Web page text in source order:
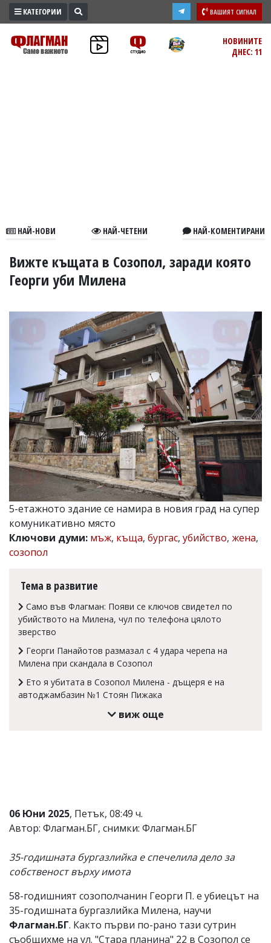
ПРОМО
ЗОНА
В
УКРАЙНА
СПОРТ
РАЗСЛЕДВАНЕ
Управители:
Веселин
Василев,
email:
v.vasilev@flagman.bg
Катя
Касабова,
еmail:k.kassabova@flagman.bg
Главен
редактор:
Иван
Колев,
email:
office@flagman.bg
Коментарите
читателите
носи
тях!
КАТЕГОРИИ ВАШИЯТ СИГНАЛ
НОВИНИТЕ
ДНЕС: 11
НАЙ-НОВИ НАЙ-ЧЕТЕНИ НАЙ-КОМЕНТИРАНИ
Вижте къщата в Созопол, заради която
Георги уби Милена
5-етажното здание се намира в новия град на супер
комуникативно място
Ключови думи: мъж, къща, бургас, убийство, жена,
созопол
Тема в развитие
Само във Флагман: Появи се ключов свидетел по
убийството на Милена, чул по телефона цялото
зверство
Георги Панайотов размазал с 4 удара черепа на
Милена при скандала в Созопол
Ето я убитата в Созопол Милена - дъщеря е на
автоджамбазин №1 Стоян Пижака
виж още
06 Юни 2025, Петък, 08:49 ч.
Автор: Флагман.БГ, снимки: Флагман.БГ
35-годишната бургазлийка е спечелила дело за
собственост върху имота
58-годишният созополчанин Георги П. е убиецът на
35-годишната бургазлийка Милена, научи
Флагман.БГ. Както първи по-рано тази сутрин
съобщихме на ул. "Стара планина" 22 в Созопол се